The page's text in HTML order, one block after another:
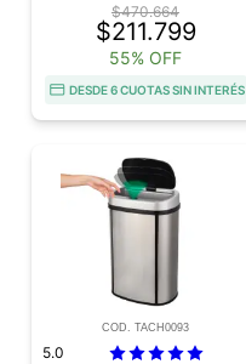
$470.664
$211.799
55% OFF
DESDE 6 CUOTAS SIN INTERÉS
COD. TACH0093
5.0